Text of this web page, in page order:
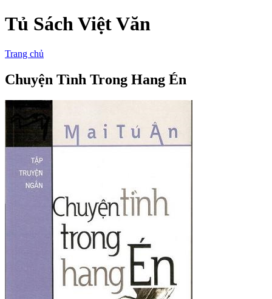
Tủ Sách Việt Văn
Trang chủ
Chuyện Tình Trong Hang Én